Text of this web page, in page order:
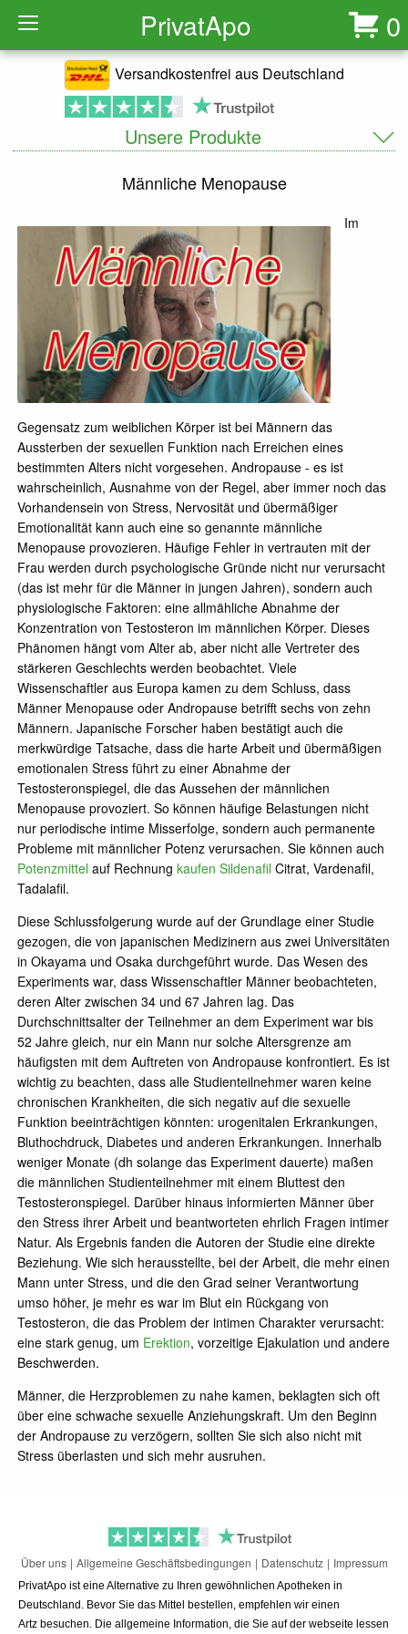
PrivatApo 0
Versandkostenfrei aus Deutschland
Unsere Produkte
Männliche Menopause
Im
Gegensatz zum weiblichen Körper ist bei Männern das
Aussterben der sexuellen Funktion nach Erreichen eines
bestimmten Alters nicht vorgesehen. Andropause - es ist
wahrscheinlich, Ausnahme von der Regel, aber immer noch das
Vorhandensein von Stress, Nervosität und übermäßiger
Emotionalität kann auch eine so genannte männliche
Menopause provozieren. Häufige Fehler in vertrauten mit der
Frau werden durch psychologische Gründe nicht nur verursacht
(das ist mehr für die Männer in jungen Jahren), sondern auch
physiologische Faktoren: eine allmähliche Abnahme der
Konzentration von Testosteron im männlichen Körper. Dieses
Phänomen hängt vom Alter ab, aber nicht alle Vertreter des
stärkeren Geschlechts werden beobachtet. Viele
Wissenschaftler aus Europa kamen zu dem Schluss, dass
Männer Menopause oder Andropause betrifft sechs von zehn
Männern. Japanische Forscher haben bestätigt auch die
merkwürdige Tatsache, dass die harte Arbeit und übermäßigen
emotionalen Stress führt zu einer Abnahme der
Testosteronspiegel, die das Aussehen der männlichen
Menopause provoziert. So können häufige Belastungen nicht
nur periodische intime Misserfolge, sondern auch permanente
Probleme mit männlicher Potenz verursachen. Sie können auch
Potenzmittel auf Rechnung kaufen Sildenafil Citrat, Vardenafil,
Tadalafil.
Diese Schlussfolgerung wurde auf der Grundlage einer Studie
gezogen, die von japanischen Medizinern aus zwei Universitäten
in Okayama und Osaka durchgeführt wurde. Das Wesen des
Experiments war, dass Wissenschaftler Männer beobachteten,
deren Alter zwischen 34 und 67 Jahren lag. Das
Durchschnittsalter der Teilnehmer an dem Experiment war bis
52 Jahre gleich, nur ein Mann nur solche Altersgrenze am
häufigsten mit dem Auftreten von Andropause konfrontiert. Es ist
wichtig zu beachten, dass alle Studienteilnehmer waren keine
chronischen Krankheiten, die sich negativ auf die sexuelle
Funktion beeinträchtigen könnten: urogenitalen Erkrankungen,
Bluthochdruck, Diabetes und anderen Erkrankungen. Innerhalb
weniger Monate (dh solange das Experiment dauerte) maßen
die männlichen Studienteilnehmer mit einem Bluttest den
Testosteronspiegel. Darüber hinaus informierten Männer über
den Stress ihrer Arbeit und beantworteten ehrlich Fragen intimer
Natur. Als Ergebnis fanden die Autoren der Studie eine direkte
Beziehung. Wie sich herausstellte, bei der Arbeit, die mehr einen
Mann unter Stress, und die den Grad seiner Verantwortung
umso höher, je mehr es war im Blut ein Rückgang von
Testosteron, die das Problem der intimen Charakter verursacht:
eine stark genug, um Erektion, vorzeitige Ejakulation und andere
Beschwerden.
Männer, die Herzproblemen zu nahe kamen, beklagten sich oft
über eine schwache sexuelle Anziehungskraft. Um den Beginn
der Andropause zu verzögern, sollten Sie sich also nicht mit
Stress überlasten und sich mehr ausruhen.
Über uns Allgemeine Geschäftsbedingungen Datenschutz Impressum
PrivatApo ist eine Alternative zu Ihren gewöhnlichen Apotheken in
Deutschland. Bevor Sie das Mittel bestellen, empfehlen wir einen
Artz besuchen. Die allgemeine Information, die Sie auf der webseite lessen